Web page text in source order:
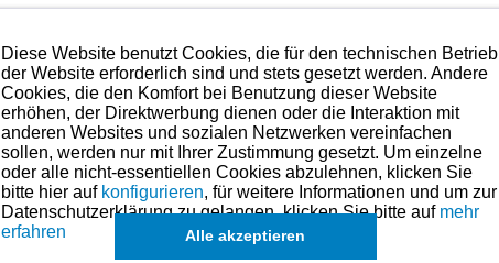
Diese Website benutzt Cookies, die für den technischen Betrieb
der Website erforderlich sind und stets gesetzt werden. Andere
Cookies, die den Komfort bei Benutzung dieser Website
erhöhen, der Direktwerbung dienen oder die Interaktion mit
anderen Websites und sozialen Netzwerken vereinfachen
sollen, werden nur mit Ihrer Zustimmung gesetzt. Um einzelne
oder alle nicht-essentiellen Cookies abzulehnen, klicken Sie
bitte hier auf konfigurieren, für weitere Informationen und um zur
Datenschutzerklärung zu gelangen, klicken Sie bitte auf mehr
erfahren
Alle akzeptieren